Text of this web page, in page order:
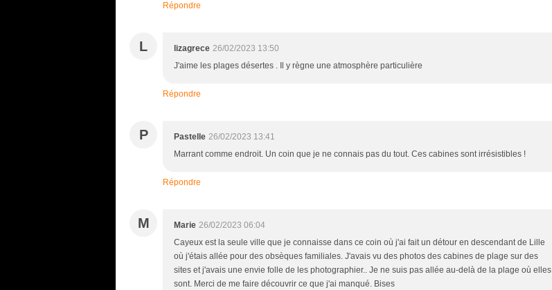
Répondre
L lizagrece 26/02/2023 13:50
J'aime les plages désertes . Il y règne une atmosphère particulière
Répondre
P Pastelle 26/02/2023 13:41
Marrant comme endroit. Un coin que je ne connais pas du tout. Ces cabines sont irrésistibles !
Répondre
M Marie 26/02/2023 06:04
Cayeux est la seule ville que je connaisse dans ce coin où j'ai fait un détour en descendant de Lille
où j'étais allée pour des obsèques familiales. J'avais vu des photos des cabines de plage sur des
sites et j'avais une envie folle de les photographier.. Je ne suis pas allée au-delà de la plage où elles
sont. Merci de me faire découvrir ce que j'ai manqué. Bises